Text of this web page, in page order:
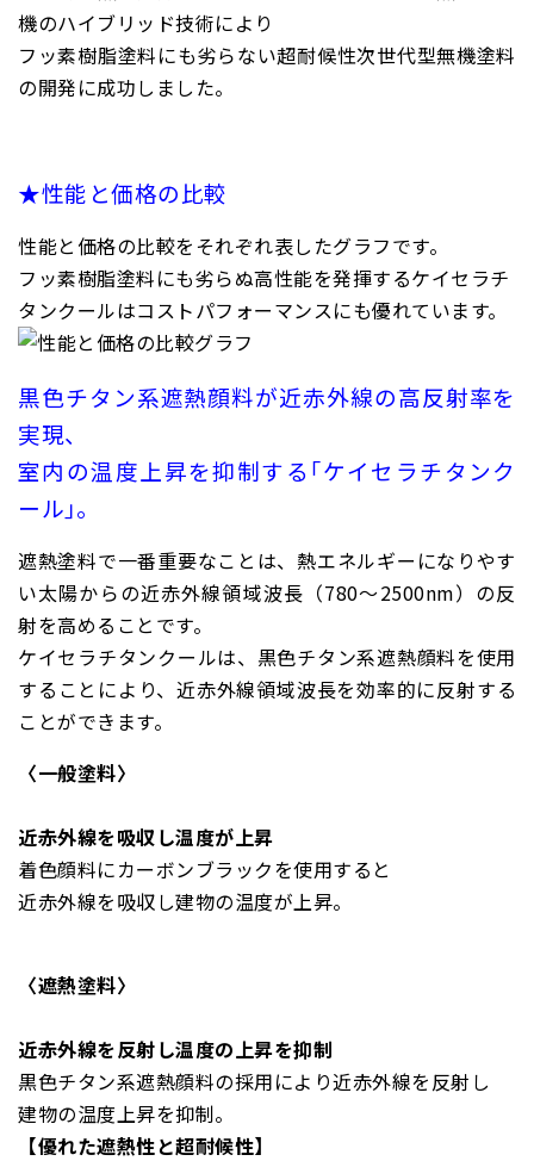
機のハイブリッド技術により
フッ素樹脂塗料にも劣らない超耐候性次世代型無機塗料
の開発に成功しました。
★性能と価格の比較
性能と価格の比較をそれぞれ表したグラフです。
フッ素樹脂塗料にも劣らぬ高性能を発揮するケイセラチ
タンクールはコストパフォーマンスにも優れています。
黒色チタン系遮熱顔料が近赤外線の高反射率を
実現、
室内の温度上昇を抑制する｢ケイセラチタンク
ール｣。
遮熱塗料で一番重要なことは、熱エネルギーになりやす
い太陽からの近赤外線領域波長（780～2500nm）の反
射を高めることです。
ケイセラチタンクールは、黒色チタン系遮熱顔料を使用
することにより、近赤外線領域波長を効率的に反射する
ことができます。
〈一般塗料〉
近赤外線を吸収し温度が上昇
着色顔料にカーボンブラックを使用すると
近赤外線を吸収し建物の温度が上昇。
〈遮熱塗料〉
近赤外線を反射し温度の上昇を抑制
黒色チタン系遮熱顔料の採用により近赤外線を反射し
建物の温度上昇を抑制。
【優れた遮熱性と超耐候性】